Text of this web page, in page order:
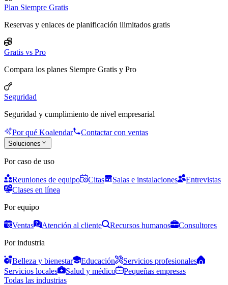
Plan Siempre Gratis
Reservas y enlaces de planificación ilimitados gratis
Gratis vs Pro
Compara los planes Siempre Gratis y Pro
Seguridad
Seguridad y cumplimiento de nivel empresarial
Por qué Koalendar Contactar con ventas
Soluciones
Por caso de uso
Reuniones de equipo Citas Salas e instalaciones
Entrevistas
Clases en línea
Por equipo
Ventas Atención al cliente Recursos humanos
Consultores
Por industria
Belleza y bienestar Educación
Servicios profesionales
Servicios locales
Salud y médico
Pequeñas empresas
Todas las industrias